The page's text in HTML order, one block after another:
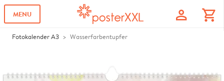
MENU profile shopping_cart
Fotokalender A3 Wasserfarbentupfer